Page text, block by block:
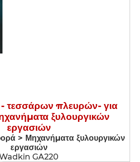
τεσσάρων πλευρών- για
ξυλουργικών
εργασιών
> Μηχανήματα ξυλουργικών
εργασιών
GA220